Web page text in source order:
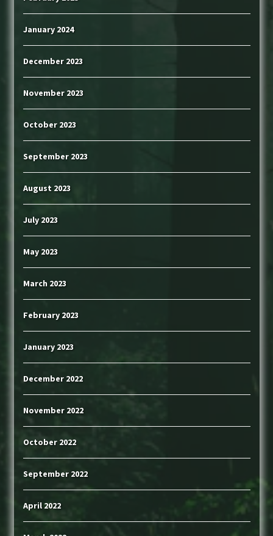
January 2024
December 2023
November 2023
October 2023
September 2023
August 2023
July 2023
May 2023
March 2023
February 2023
January 2023
December 2022
November 2022
October 2022
September 2022
April 2022